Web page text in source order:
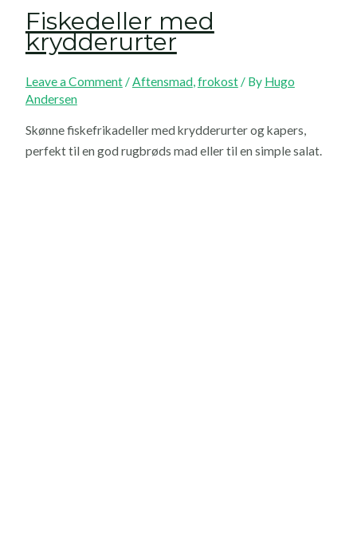
Fiskedeller med
krydderurter
Leave a Comment /Aftensmad,frokost/ By Hugo
Andersen
Skønne fiskefrikadeller med krydderurter og kapers,
perfekt til en god rugbrøds mad eller til en simple salat.